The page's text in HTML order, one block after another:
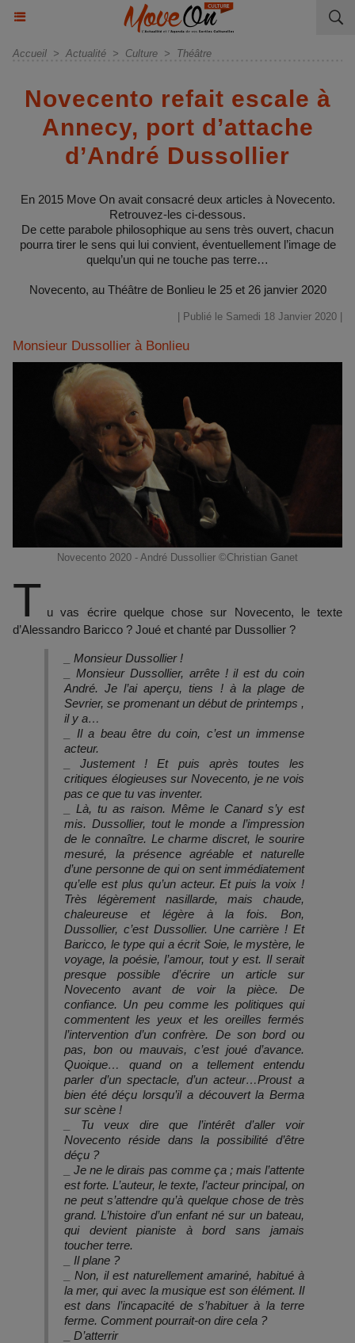
Accueil > Actualité > Culture > Théâtre
Novecento refait escale à
Annecy, port d’attache
d’André Dussollier
En 2015 Move On avait consacré deux articles à Novecento.
Retrouvez-les ci-dessous.
De cette parabole philosophique au sens très ouvert, chacun
pourra tirer le sens qui lui convient, éventuellement l’image de
quelqu’un qui ne touche pas terre…
Novecento, au Théâtre de Bonlieu le 25 et 26 janvier 2020
| Publié le Samedi 18 Janvier 2020 |
Monsieur Dussollier à Bonlieu
Novecento 2020 - André Dussollier ©Christian Ganet
T u vas écrire quelque chose sur Novecento, le texte
d’Alessandro Baricco ? Joué et chanté par Dussollier ?
_ Monsieur Dussollier !
_ Monsieur Dussollier, arrête ! il est du coin
André. Je l’ai aperçu, tiens ! à la plage de
Sevrier, se promenant un début de printemps ,
il y a…
_ Il a beau être du coin, c’est un immense
acteur.
_ Justement ! Et puis après toutes les
critiques élogieuses sur Novecento, je ne vois
pas ce que tu vas inventer.
_ Là, tu as raison. Même le Canard s’y est
mis. Dussollier, tout le monde a l’impression
de le connaître. Le charme discret, le sourire
mesuré, la présence agréable et naturelle
d’une personne de qui on sent immédiatement
qu’elle est plus qu’un acteur. Et puis la voix !
Très légèrement nasillarde, mais chaude,
chaleureuse et légère à la fois. Bon,
Dussollier, c’est Dussollier. Une carrière ! Et
Baricco, le type qui a écrit Soie, le mystère, le
voyage, la poésie, l’amour, tout y est. Il serait
presque possible d’écrire un article sur
Novecento avant de voir la pièce. De
confiance. Un peu comme les politiques qui
commentent les yeux et les oreilles fermés
l’intervention d’un confrère. De son bord ou
pas, bon ou mauvais, c’est joué d’avance.
Quoique… quand on a tellement entendu
parler d’un spectacle, d’un acteur…Proust a
bien été déçu lorsqu’il a découvert la Berma
sur scène !
_ Tu veux dire que l’intérêt d’aller voir
Novecento réside dans la possibilité d’être
déçu ?
_ Je ne le dirais pas comme ça ; mais l’attente
est forte. L’auteur, le texte, l’acteur principal, on
ne peut s’attendre qu’à quelque chose de très
grand. L’histoire d’un enfant né sur un bateau,
qui devient pianiste à bord sans jamais
toucher terre.
_ Il plane ?
_ Non, il est naturellement amariné, habitué à
la mer, qui avec la musique est son élément. Il
est dans l’incapacité de s’habituer à la terre
ferme. Comment pourrait-on dire cela ?
_ D’atterrir